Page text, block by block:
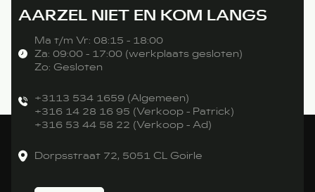
AARZEL NIET EN KOM LANGS
Ma t/m Vr: 08:15 - 18:00
Za: 09:00 - 17:00 (werkplaats gesloten)
Zo: Gesloten
+3113 534 1659 (Algemeen)
+316 14 28 16 95 (Verkoop - Patrick)
+316 53 44 58 22 (Verkoop - Ad)
Dorpsstraat 72, 5051 CL Goirle